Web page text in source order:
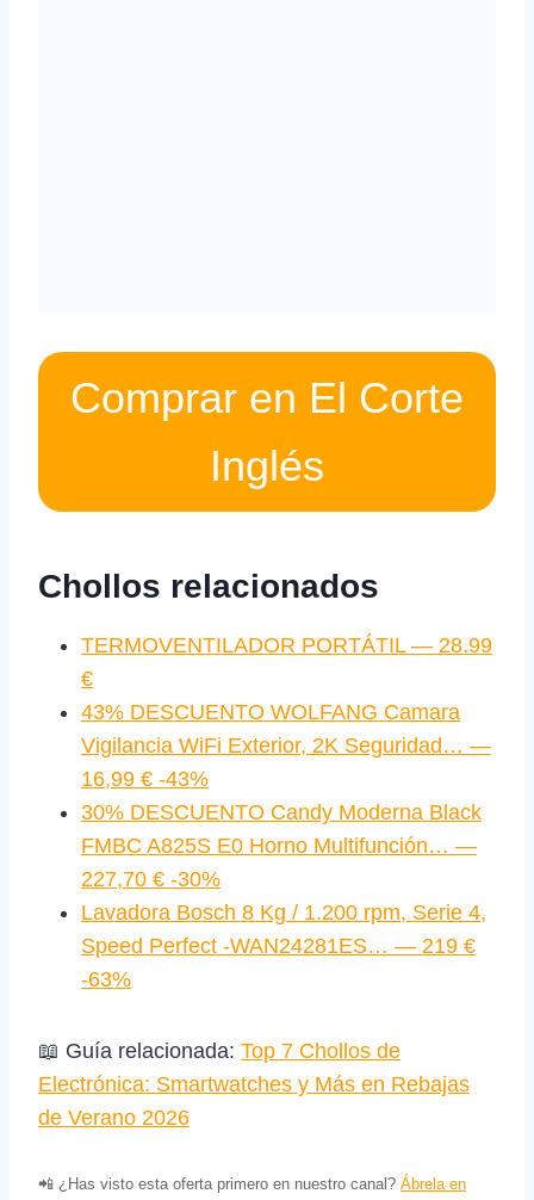
Comprar en El Corte
Inglés
Chollos relacionados
TERMOVENTILADOR PORTÁTIL — 28.99
€
43% DESCUENTO WOLFANG Camara
Vigilancia WiFi Exterior, 2K Seguridad… —
16,99 € -43%
30% DESCUENTO Candy Moderna Black
FMBC A825S E0 Horno Multifunción… —
227,70 € -30%
Lavadora Bosch 8 Kg / 1.200 rpm, Serie 4,
Speed Perfect -WAN24281ES… — 219 €
-63%
📖 Guía relacionada: Top 7 Chollos de
Electrónica: Smartwatches y Más en Rebajas
de Verano 2026
📲 ¿Has visto esta oferta primero en nuestro canal? Ábrela en